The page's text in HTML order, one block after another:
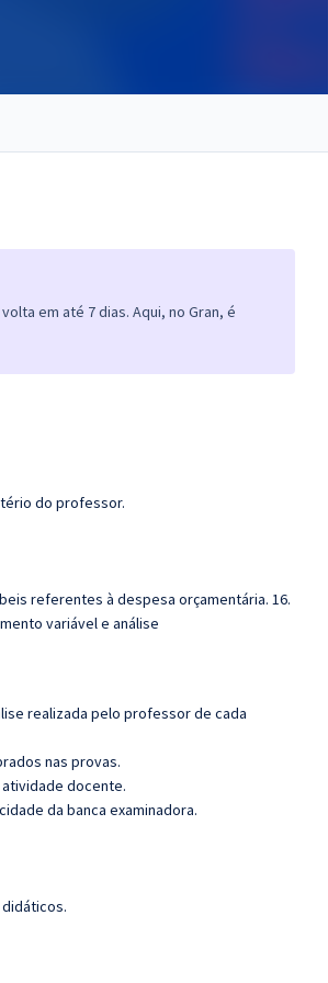
em até 7 dias. Aqui, no Gran, é
do professor.
referentes à despesa orçamentária. 16.
variável e análise
realizada pelo professor de cada
nas provas.
docente.
da banca examinadora.